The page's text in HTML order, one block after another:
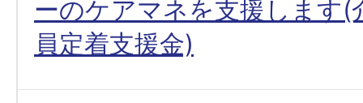
ーのケアマネを支援します(
員定着支援金)